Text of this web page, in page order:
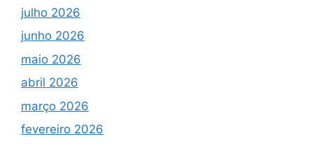
julho 2026
junho 2026
maio 2026
abril 2026
março 2026
fevereiro 2026